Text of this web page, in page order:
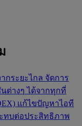
กระยะไกล จัดการ
ต่างๆ ได้จากทุกที่
แก้ไขปัญหาไอที
ทบต่อประสิทธิภาพ